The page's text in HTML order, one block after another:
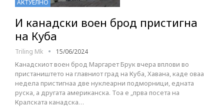
АКТУЕЛНО
И канадски воен брод пристигна
на Куба
Triling Mk 15/06/2024
Канадскиот воен брод Маргарет Брук вчера вплови во
пристаништето на главниот град на Куба, Хавана, каде оваа
недела пристигнаа две нуклеарни подморници, едната
руска, а другата американска. Тоа е „прва посета на
Кралската канадска…